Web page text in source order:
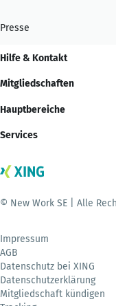
Presse
Hilfe & Kontakt
Mitgliedschaften
Hauptbereiche
Services
© New Work SE | Alle
Impressum
AGB
Datenschutz bei XING
Datenschutzerklärung
Mitgliedschaft kündigen